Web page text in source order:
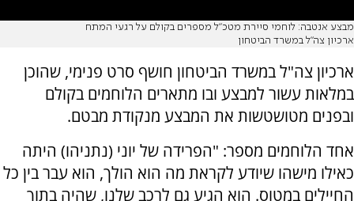
מבצע אנטבה: לוחמי סיירת מטכ״ל מספרים בקולם על רגעי המתח
ארכיון צה"ל במשרד הביטחון
ארכיון צה"ל במשרד הביטחון חושף סרט פנימי, שהוכן
במלאות עשור למבצע ובו מתארים הלוחמים בקולם
ובפנים מטושטשות את המבצע מנקודת מבטם.
אחד הלוחמים מספר: "הפרידה של יוני (נתניהו) היתה
כאילו מישהו שיודע לקראת מה הוא הולך, הוא עבר בין כל
החיילים במטוס. הוא הגיע גם לרכב שלנו, שהיה בתוך